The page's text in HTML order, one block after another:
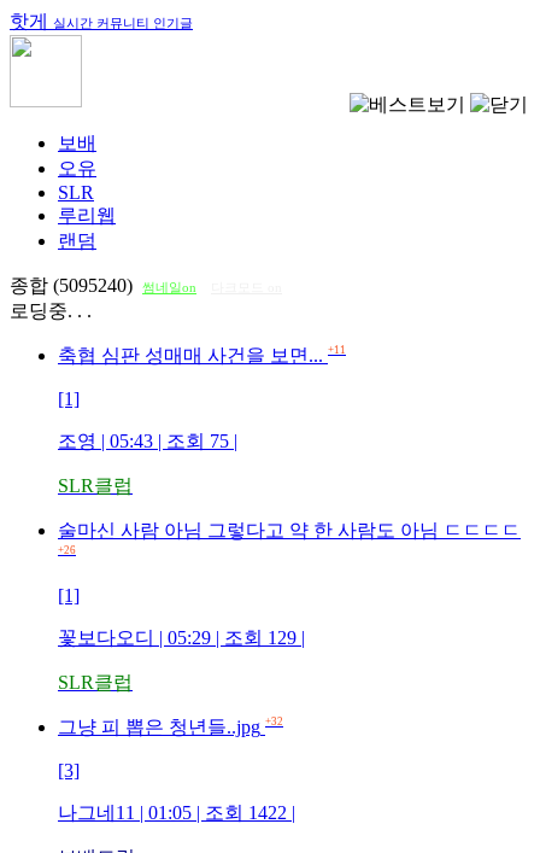
핫게 실시간 커뮤니티 인기글
보배
오유
SLR
루리웹
랜덤
종합 (5095240) 썸네일on
로딩중. . .
축협 심판 성매매 사건을 보면... +11
[1]
조영 | 05:43 | 조회 75 |
SLR클럽
술마신 사람 아님 그렇다고 약 한 사람도 아님 ㄷㄷㄷㄷ
+26
[1]
꽃보다오디 | 05:29 | 조회 129 |
SLR클럽
그냥 피 뽑은 청년들..jpg +32
[3]
나그네11 | 01:05 | 조회 1422 |